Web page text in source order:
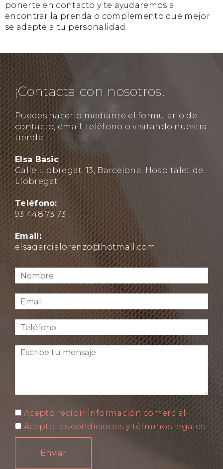
ponerte en contacto y te ayudaremos a
encontrar la prenda o complemento que mejor
se adapte a tu personalidad.
¡Contacta con nosotros!
Puedes hacerlo mediante el formulario de
contacto, email, teléfono o visitando nuestra
tienda.
Elsa Basic
Calle Llobregat, 13, Barcelona, Hospitalet de
Llobregat
Teléfono:
93 448 73 73
Email:
elsagarcialorenzo@hotmail.com
Acepto recibir información comercial
Acepto las condiciones y términos legales
Enviar